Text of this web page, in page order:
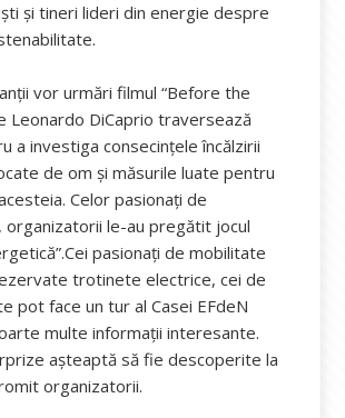
și tineri lideri din energie despre
vor urmări filmul “Before the
Leonardo DiCaprio traversează
a investiga consecințele încălzirii
de om și măsurile luate pentru
Celor pasionați de
organizatorii le-au pregătit jocul
pasionați de mobilitate
trotinete electrice, cei de
pot face un tur al Casei EFdeN
multe informații interesante.
așteaptă să fie descoperite la
organizatorii.